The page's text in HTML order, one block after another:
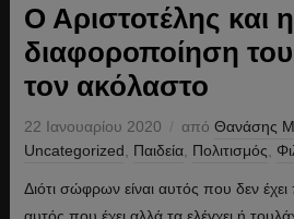
Ο Αριστοτέλης και η
διαφοροποίηση
τον ακόλαστο
22 Ιανουαρίου 2020 από Θανάσης
Uncategorized
Παιδεία, Πολιτισμός
Διότι σώφρων είναι αυτός που δεν
αυτός που έχει αλλά τα ελέγχει ή